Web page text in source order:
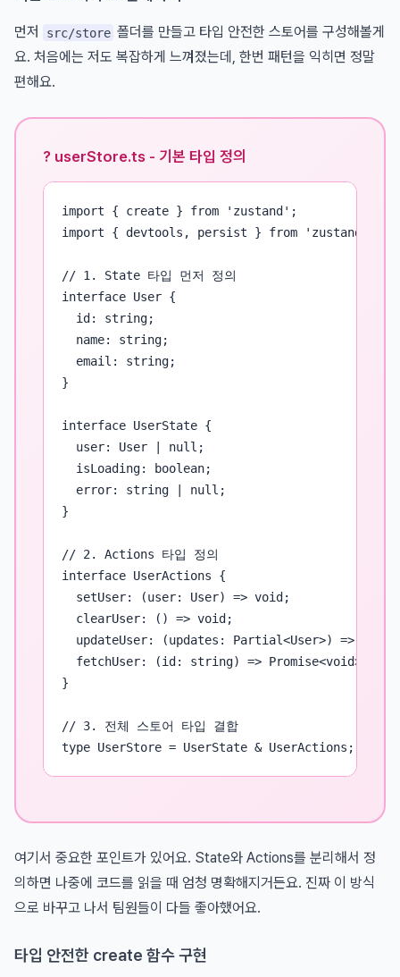
먼저 src/store 폴더를 만들고 타입 안전한 스토어를 구성해볼게
요. 처음에는 저도 복잡하게 느껴졌는데, 한번 패턴을 익히면 정말
편해요.
? userStore.ts - 기본 타입 정의
import { create } from 'zustand';
import { devtools, persist } from 'zustand/
// 1. State 타입 먼저 정의
interface User {
  id: string;
  name: string;
  email: string;
}
interface UserState {
  user: User | null;
  isLoading: boolean;
  error: string | null;
}
// 2. Actions 타입 정의
interface UserActions {
  setUser: (user: User) => void;
  clearUser: () => void;
  updateUser: (updates: Partial<User>) => void;
  fetchUser: (id: string) => Promise<void>;
}
// 3. 전체 스토어 타입 결합
type UserStore = UserState & UserActions;
여기서 중요한 포인트가 있어요. State와 Actions를 분리해서 정
의하면 나중에 코드를 읽을 때 엄청 명확해지거든요. 진짜 이 방식
으로 바꾸고 나서 팀원들이 다들 좋아했어요.
타입 안전한 create 함수 구현